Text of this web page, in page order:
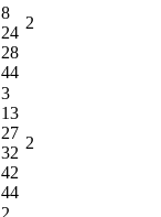
8
24
28
44
2
3
13
27
32
42
44
2
2